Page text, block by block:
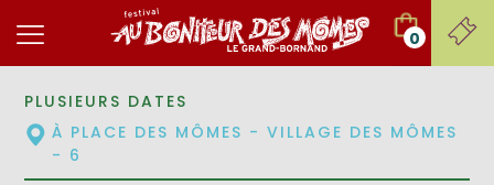
0
PLUSIEURS DATES
À PLACE DES MÔMES - VILLAGE DES MÔMES
- 6